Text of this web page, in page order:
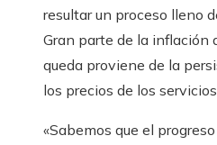
resultar un proceso lleno
Gran parte de la inflación
queda proviene de la
los precios de los
«Sabemos que el